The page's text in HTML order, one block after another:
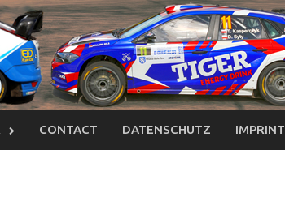
CONTACT DATENSCHUTZ IMPRINT